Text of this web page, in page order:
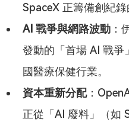
SpaceX 正籌備創紀
AI 戰爭與網路波動 ：
發動的「首場 AI 戰爭
國醫療保健行業。
資本重新分配：
正從「AI 廢料」（如